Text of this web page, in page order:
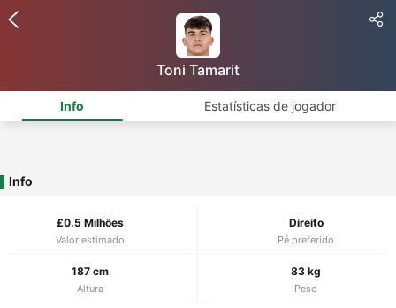
Toni Tamarit
Info Estatísticas de jogador
Info
£0.5 Milhões
Valor estimado
Direito
Pé preferido
187 cm
Altura
83 kg
Peso